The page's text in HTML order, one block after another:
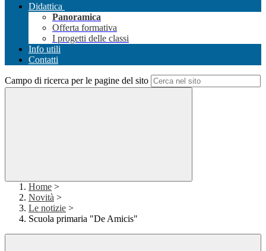
Didattica
Panoramica
Offerta formativa
I progetti delle classi
Info utili
Contatti
Campo di ricerca per le pagine del sito
Home >
Novità >
Le notizie >
Scuola primaria "De Amicis"